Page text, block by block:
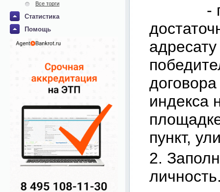
Все торги
Статистика
Помощь
-
индекса
пункт,
2.